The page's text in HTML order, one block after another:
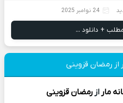
24 نوامبر 2025
+ دانلود ...
از رمضان قزوینی
مارازرمضان قزوینی